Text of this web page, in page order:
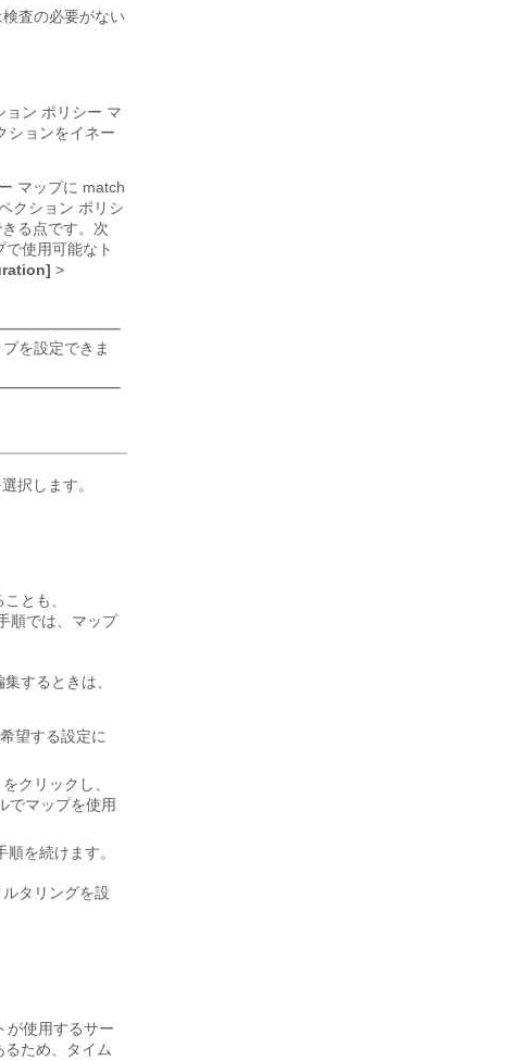
査の必要がない
ョン ポリシー マ
ションをイネー
マップに match
クション ポリシ
る点です。 次
使用可能なト
>
を設定できま
択します。
とも、
順では、マップ
するときは、
望する設定に
をクリックし、
でマップを使用
を続けます。
タリングを設
が使用するサー
ため、タイム